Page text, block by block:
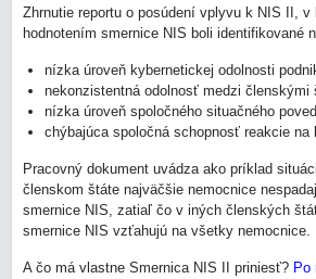
Zhrnutie reportu o posúdení vplyvu k NIS II,
hodnotením smernice NIS boli identifikované
nízka úroveň kybernetickej odolnosti
nekonzistentná odolnosť medzi členskými
nízka úroveň spoločného situačného
chýbajúca spoločná schopnosť reakcie na
Pracovný dokument uvádza ako príklad
členskom štáte najväčšie nemocnice
smernice NIS, zatiaľ čo v iných členských
smernice NIS vzťahujú na všetky nemocnice.
A čo má vlastne Smernica NIS II priniesť? Po